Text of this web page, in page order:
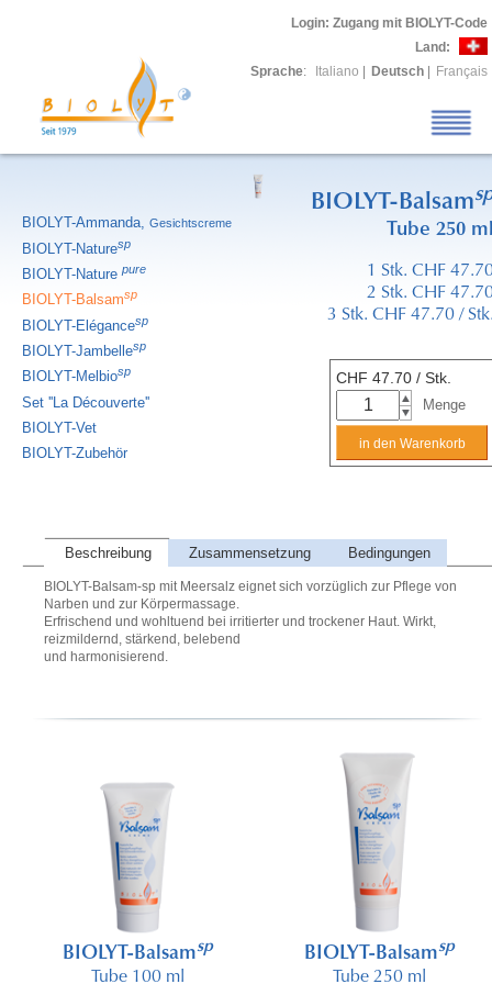
Login: Zugang mit BIOLYT-Code
Land:
Sprache: Italiano Deutsch Français
BIOLYT-Ammanda, Gesichtscreme
BIOLYT-Naturesp
BIOLYT-Naturepure
BIOLYT-Balsamsp
BIOLYT-Elégancesp
BIOLYT-Jambellesp
BIOLYT-Melbiosp
Set ''La Découverte''
BIOLYT-Vet
BIOLYT-Zubehör
BIOLYT-Balsam
Tube 250
1 Stk. CHF
2 Stk. CHF
3 Stk. CHF 47.70 /
CHF 47.70 / Stk.
Menge
Beschreibung Zusammensetzung Bedingungen
BIOLYT-Balsam-sp mit Meersalz eignet sich vorzüglich zur Pflege von
Narben und zur Körpermassage.
Erfrischend und wohltuend bei irritierter und trockener Haut. Wirkt,
reizmildernd, stärkend, belebend
und harmonisierend.
BIOLYT-Balsamsp
Tube 100 ml
BIOLYT-Balsamsp
Tube 250 ml